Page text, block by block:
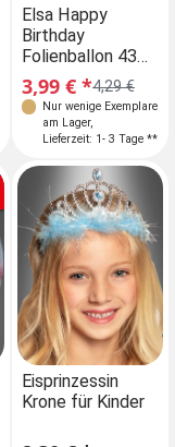
Elsa Happy
Birthday
Folienballon 43
cm
4,29 €
3,99 € *
Nur wenige Exemplare
am Lager,
Lieferzeit: 1- 3 Tage **
Eisprinzessin
Krone für Kinder